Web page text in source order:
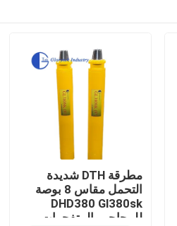
مطرقة DTH شديدة
التحمل مقاس 8 بوصة
DHD380 Gl380sk
للمحاجر والمتفجرات